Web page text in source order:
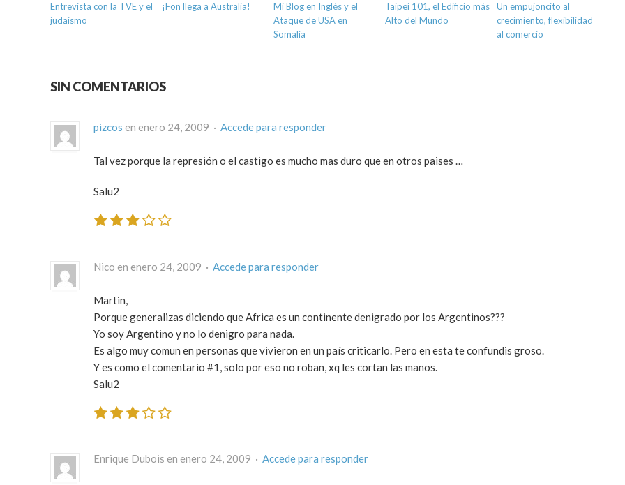
Entrevista con la TVE y el
judaismo
¡Fon llega a Australia!
Mi Blog en Inglés y el
Ataque de USA en
Somalía
Taipei 101, el Edificio más
Alto del Mundo
Un empujoncito al
crecimiento, flexibilidad
al comercio
SIN COMENTARIOS
pizcos en enero 24, 2009 · Accede para responder
Tal vez porque la represión o el castigo es mucho mas duro que en otros paises …
Salu2
Nico en enero 24, 2009 · Accede para responder
Martin,
Porque generalizas diciendo que Africa es un continente denigrado por los Argentinos???
Yo soy Argentino y no lo denigro para nada.
Es algo muy comun en personas que vivieron en un país criticarlo. Pero en esta te confundis groso.
Y es como el comentario #1, solo por eso no roban, xq les cortan las manos.
Salu2
Enrique Dubois en enero 24, 2009 · Accede para responder